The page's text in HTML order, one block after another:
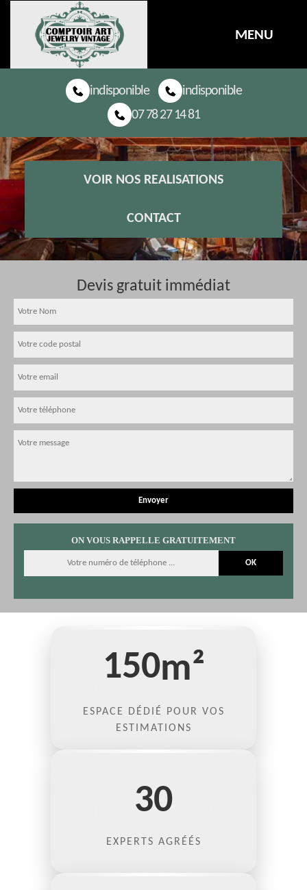
MENU
indisponible
indisponible
07 78 27 14 81
VOIR NOS REALISATIONS
CONTACT
Devis gratuit immédiat
ON VOUS RAPPELLE GRATUITEMENT
150m²
ESPACE DÉDIÉ POUR VOS
ESTIMATIONS
30
EXPERTS AGRÉÉS